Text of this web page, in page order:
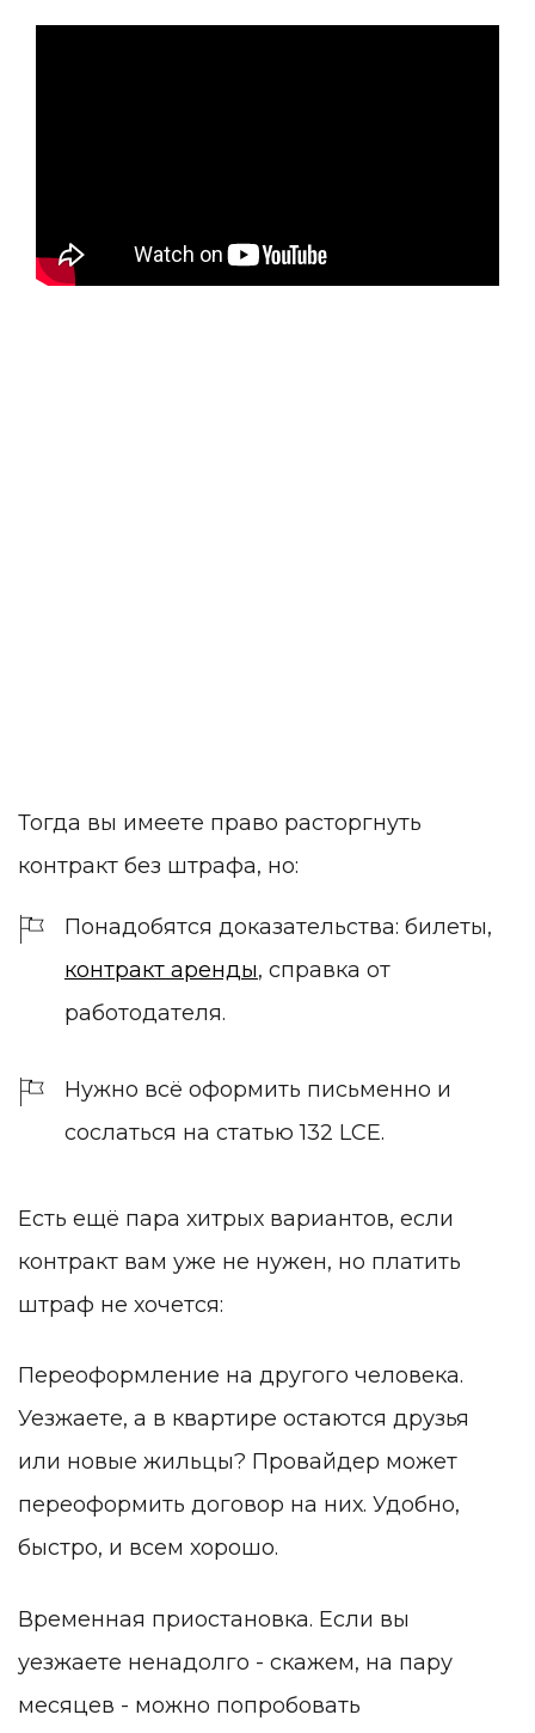
Тогда вы имеете право расторгнуть
контракт без штрафа, но:
Понадобятся доказательства: билеты,
контракт аренды, справка от
работодателя.
Нужно всё оформить письменно и
сослаться на статью 132 LCE.
Есть ещё пара хитрых вариантов, если
контракт вам уже не нужен, но платить
штраф не хочется:
Переоформление на другого человека.
Уезжаете, а в квартире остаются друзья
или новые жильцы? Провайдер может
переоформить договор на них. Удобно,
быстро, и всем хорошо.
Временная приостановка. Если вы
уезжаете ненадолго - скажем, на пару
месяцев - можно попробовать